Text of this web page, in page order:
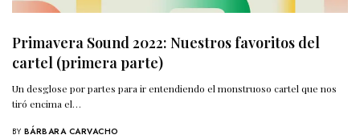
Primavera Sound 2022: Nuestros favoritos del
cartel (primera parte)
Un desglose por partes para ir entendiendo el monstruoso cartel que nos
tiró encima el…
BY BÁRBARA CARVACHO